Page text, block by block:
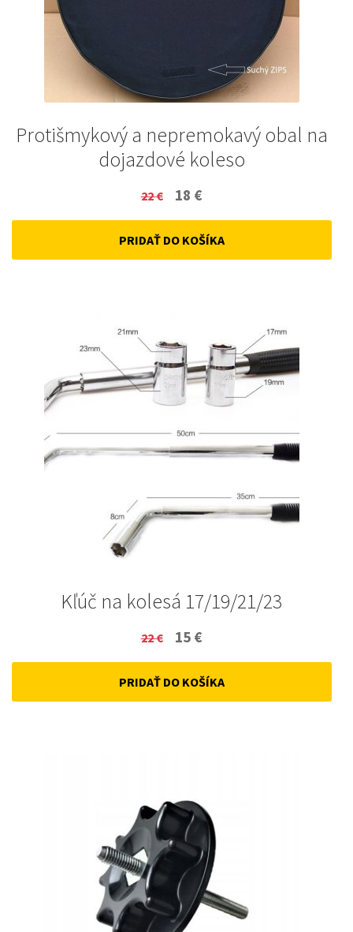
Protišmykový a nepremokavý obal na
dojazdové koleso
22€
Original
price
was:
18 €
price
is:
PRIDAŤ DO KOŠÍKA
Kľúč na kolesá 17/19/21/23
22€
Original
price
was:
15 €
price
is:
PRIDAŤ DO KOŠÍKA